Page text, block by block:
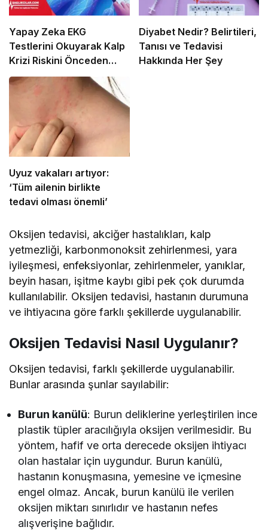
Yapay Zeka EKG
Testlerini Okuyarak Kalp
Krizi Riskini Önceden
Tahmin Edebilir
Diyabet Nedir? Belirtileri,
Tanısı ve Tedavisi
Hakkında Her Şey
Uyuz vakaları artıyor:
‘Tüm ailenin birlikte
tedavi olması önemli’
Oksijen tedavisi, akciğer hastalıkları, kalp
yetmezliği, karbonmonoksit zehirlenmesi, yara
iyileşmesi, enfeksiyonlar, zehirlenmeler, yanıklar,
beyin hasarı, işitme kaybı gibi pek çok durumda
kullanılabilir. Oksijen tedavisi, hastanın durumuna
ve ihtiyacına göre farklı şekillerde uygulanabilir.
Oksijen Tedavisi Nasıl Uygulanır?
Oksijen tedavisi, farklı şekillerde uygulanabilir.
Bunlar arasında şunlar sayılabilir:
Burun kanülü: Burun deliklerine yerleştirilen ince
plastik tüpler aracılığıyla oksijen verilmesidir. Bu
yöntem, hafif ve orta derecede oksijen ihtiyacı
olan hastalar için uygundur. Burun kanülü,
hastanın konuşmasına, yemesine ve içmesine
engel olmaz. Ancak, burun kanülü ile verilen
oksijen miktarı sınırlıdır ve hastanın nefes
alışverişine bağlıdır.